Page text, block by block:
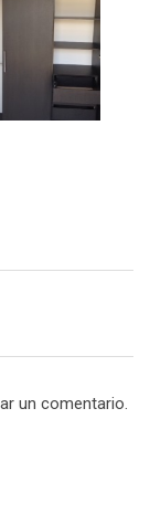
un comentario.